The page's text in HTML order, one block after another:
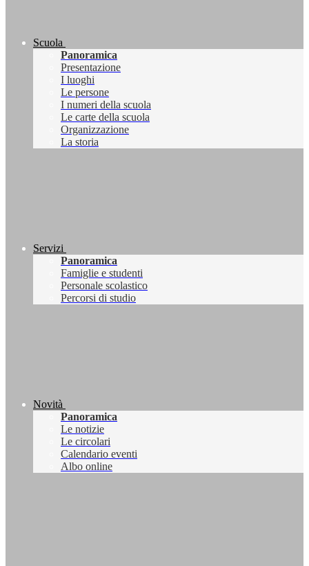
Scuola
Panoramica
Presentazione
I luoghi
Le persone
I numeri della scuola
Le carte della scuola
Organizzazione
La storia
Servizi
Panoramica
Famiglie e studenti
Personale scolastico
Percorsi di studio
Novità
Panoramica
Le notizie
Le circolari
Calendario eventi
Albo online